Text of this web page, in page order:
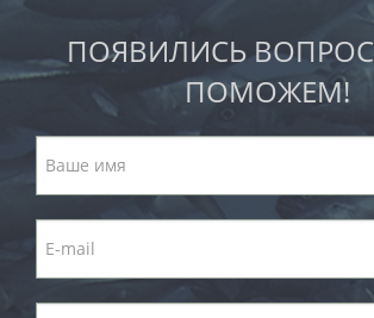
ПОЯВИЛИСЬ
ПОМОЖЕМ!